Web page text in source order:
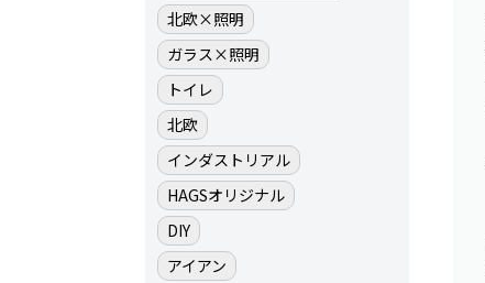
北欧×照明
ガラス×照明
トイレ
北欧
インダストリアル
HAGSオリジナル
DIY
アイアン